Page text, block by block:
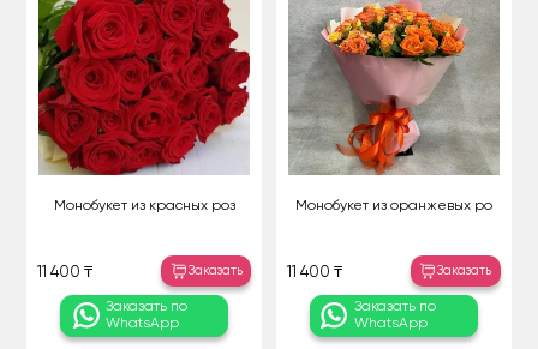
Монобукет из красных роз
11 400 ₸ Заказать
Заказать по
WhatsApp
Монобукет из оранжевых ро
11 400 ₸ Заказать
Заказать по
WhatsApp